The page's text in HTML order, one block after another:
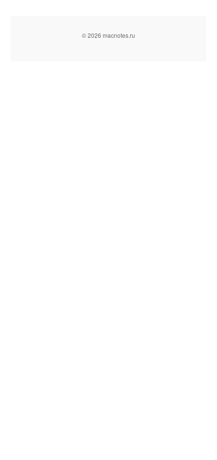
© 2026 macnotes.ru